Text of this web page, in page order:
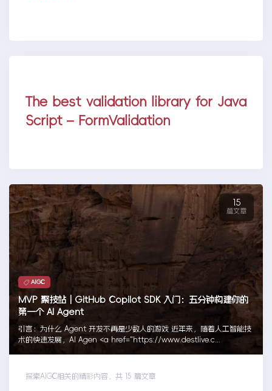
The best validation library for Java
Script – FormValidation
AIGC
MVP 聚技站｜GitHub Copilot SDK 入门：五分钟构建你的
第一个 AI Agent
引言：为什么 Agent 开发不再是少数人的游戏 近年来，随着人工智能技
术的快速发展，AI Agen <a href="https://www.destlive.c...
15
篇文章
探索AIGC相关的精彩内容，共 15 篇文章